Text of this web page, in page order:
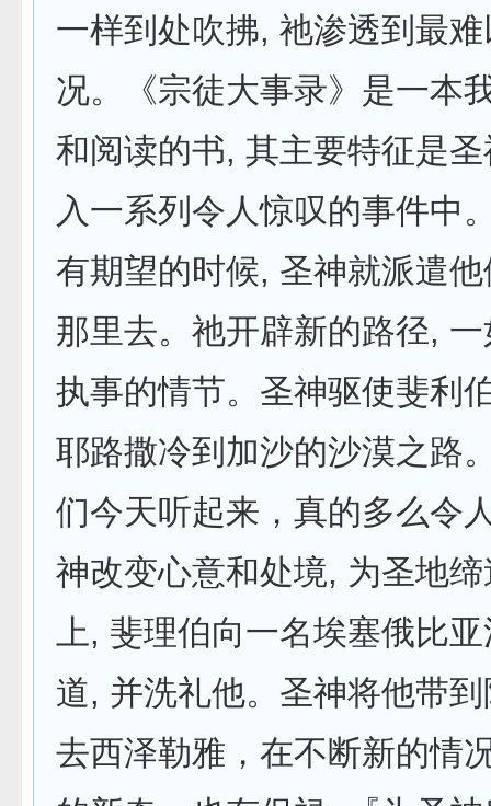
一样到处吹拂, 祂渗透到最
况。《宗徒大事录》是一本
和阅读的书, 其主要特征是
入一系列令人惊叹的事件中
有期望的时候, 圣神就派遣
那里去。祂开辟新的路径,
执事的情节。圣神驱使斐利
耶路撒冷到加沙的沙漠之路
们今天听起来，真的多么令
神改变心意和处境, 为圣地
上, 斐理伯向一名埃塞俄比
道, 并洗礼他。圣神将他带
去西泽勒雅，在不断新的情